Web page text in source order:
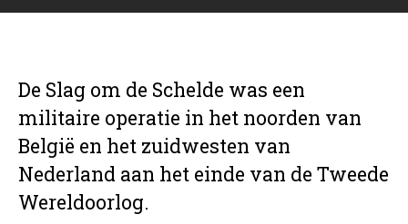
De Slag om de Schelde was een
militaire operatie in het noorden van
België en het zuidwesten van
Nederland aan het einde van de Tweede
Wereldoorlog.